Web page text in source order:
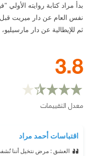
نفس العام عن دار ميريت قبل
ثم للإيطالية عن دار
3.8
معدل التقييمات
اقتباسات أحمد مراد
العشق : مرض نتخيل أننا